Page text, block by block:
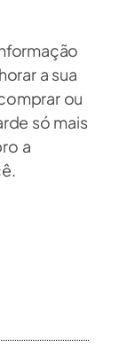
a sua
ou
só mais
a